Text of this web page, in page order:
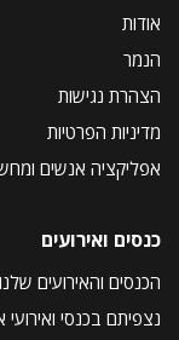
אודות
הנמר
הצהרת נגישות
מדיניות הפרטיות
אפליקציה אנשים
כנסים ואירועים
הכנסים והאירועים שלנו
נצפיתם בכנסי